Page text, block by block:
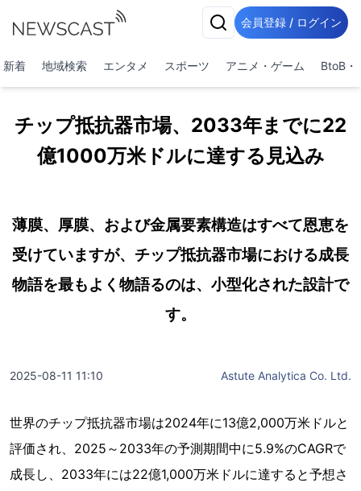
会員登録 / ログイン
新着 地域検索 エンタメ スポーツ アニメ・ゲーム BtoB・
チップ抵抗器市場、2033年までに22
億1000万米ドルに達する見込み
薄膜、厚膜、および金属要素構造はすべて恩恵を
受けていますが、チップ抵抗器市場における成長
物語を最もよく物語るのは、小型化された設計で
す。
2025-08-11 11:10 Astute Analytica Co. Ltd.
世界のチップ抵抗器市場は2024年に13億2,000万米ドルと
評価され、2025～2033年の予測期間中に5.9%のCAGRで
成長し、2033年には22億1,000万米ドルに達すると予想さ